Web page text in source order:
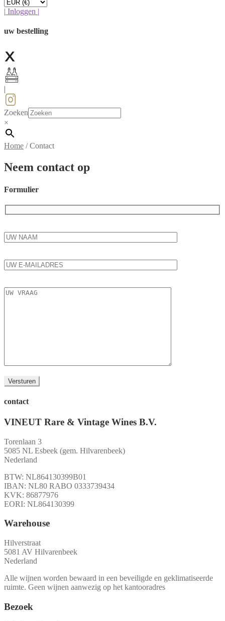
| Inloggen |
uw bestelling
Zoeken
×
Home /Contact
Neem contact op
Formulier
contact
VINEUT Rare & Vintage Wines B.V.
Torenlaan 3
5085 NL Esbeek (gem. Hilvarenbeek)
Nederland
BTW: NL864130399B01
IBAN: NL80 RABO 0333739434
KVK: 86877976
EORI: NL864130399
Warehouse
Hilverstraat
5081 AV Hilvarenbeek
Nederland
Alle wijnen worden bewaard in een beveiligde en geklimatiseerde
ruimte. Geen wijnen aanwezig op het kantooradres
Bezoek